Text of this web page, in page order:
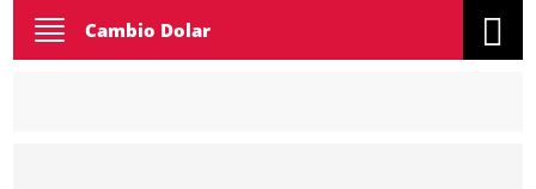
Toggle
navigation
Cambio Dolar